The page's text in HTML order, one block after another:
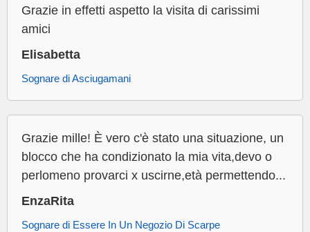
Grazie in effetti aspetto la visita di carissimi
amici
Elisabetta
Sognare di Asciugamani
Grazie mille! È vero c'è stato una situazione, un
blocco che ha condizionato la mia vita,devo o
perlomeno provarci x uscirne,età permettendo...
EnzaRita
Sognare di Essere In Un Negozio Di Scarpe